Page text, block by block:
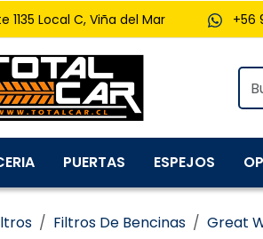
1135 Local C, Viña del Mar +56
PUERTAS ESPEJOS
Filtros De Bencinas Great